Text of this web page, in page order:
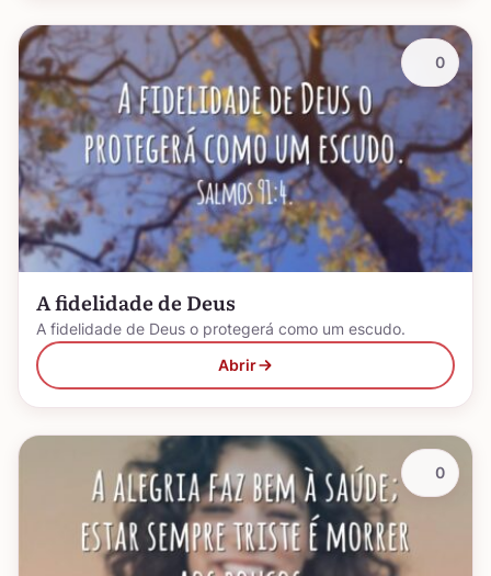
A fidelidade de Deus
A fidelidade de Deus o protegerá como um escudo.
Abrir
0
0